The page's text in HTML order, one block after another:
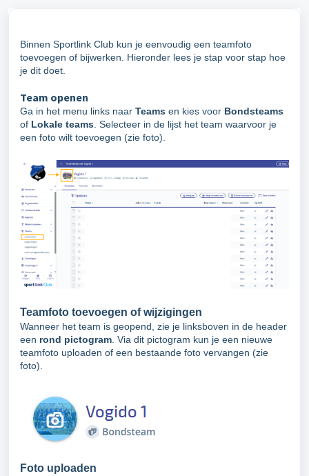
Binnen Sportlink Club kun je eenvoudig een teamfoto
toevoegen of bijwerken. Hieronder lees je stap voor stap hoe
je dit doet.
Team openen
Ga in het menu links naar Teams en kies voor Bondsteams
of Lokale teams . Selecteer in de lijst het team waarvoor je
een foto wilt toevoegen (zie foto).
Teamfoto toevoegen of wijzigingen
Wanneer het team is geopend, zie je linksboven in de header
een rond pictogram. Via dit pictogram kun je een nieuwe
teamfoto uploaden of een bestaande foto vervangen (zie
foto).
Foto uploaden